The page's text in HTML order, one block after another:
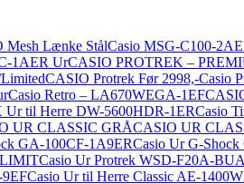
Mesh Lænke StålCasio MSG-C100-
1AER UrCASIO PROTREK –
CASIO Protrek Før 2998,-Casio
Casio Retro – LA670WEGA-1EF
Ur til Herre DW-5600HDR-1ERCasio
UR CLASSIC GRÅCASIO UR
GA-100CF-1A9ERCasio Ur G-
Casio Ur Protrek WSD-F20A-
Casio Ur til Herre Classic AE-